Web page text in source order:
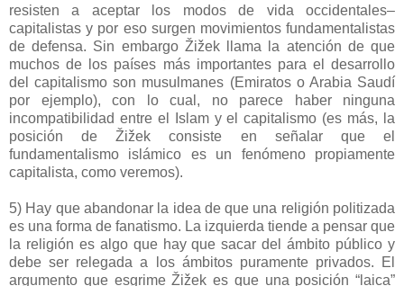
resisten a aceptar los modos de vida occidentales–
capitalistas y por eso surgen movimientos fundamentalistas
de defensa. Sin embargo Žižek llama la atención de que
muchos de los países más importantes para el desarrollo
del capitalismo son musulmanes (Emiratos o Arabia Saudí
por ejemplo), con lo cual, no parece haber ninguna
incompatibilidad entre el Islam y el capitalismo (es más, la
posición de Žižek consiste en señalar que el
fundamentalismo islámico es un fenómeno propiamente
capitalista, como veremos).
5) Hay que abandonar la idea de que una religión politizada
es una forma de fanatismo. La izquierda tiende a pensar que
la religión es algo que hay que sacar del ámbito público y
debe ser relegada a los ámbitos puramente privados. El
argumento que esgrime Žižek es que una posición “laica”